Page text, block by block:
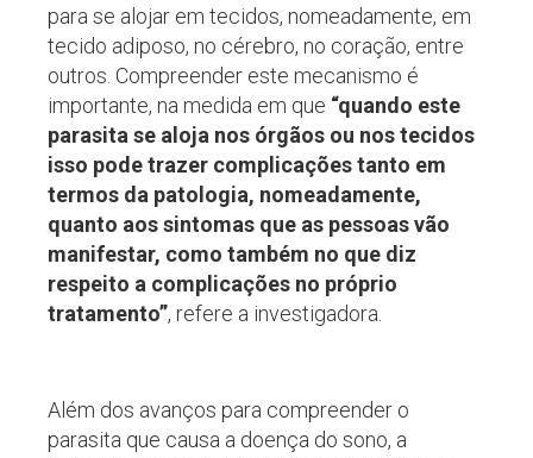
para se alojar em tecidos, nomeadamente, em
tecido adiposo, no cérebro, no coração, entre
outros. Compreender este mecanismo é
importante, na medida em que “quando este
parasita se aloja nos órgãos ou nos tecidos
isso pode trazer complicações tanto em
termos da patologia, nomeadamente,
quanto aos sintomas que as pessoas vão
manifestar, como também no que diz
respeito a complicações no próprio
tratamento”, refere a investigadora.
Além dos avanços para compreender o
parasita que causa a doença do sono, a